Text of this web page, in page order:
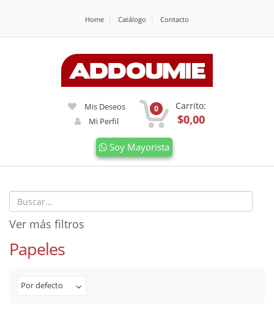
Home Catálogo Contacto
Mis Deseos
Mi Perfil
Soy Mayorista
0 Carrito:
$0,00
Ver más filtros
Papeles
Por defecto